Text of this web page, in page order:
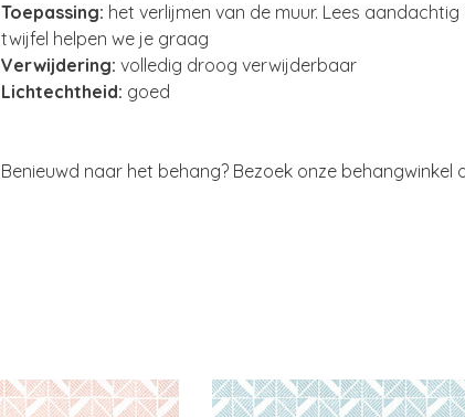
Toepassing: het verlijmen van de muur. Lees
twijfel helpen we je graag
Verwijdering: volledig droog verwijderbaar
Lichtechtheid: goed
Benieuwd naar het behang? Bezoek onze behangwinkel